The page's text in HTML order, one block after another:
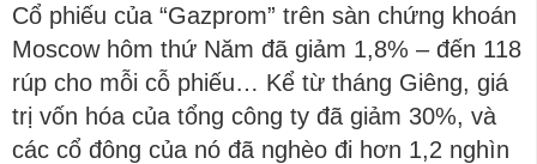
Cổ phiếu của “Gazprom” trên sàn chứng khoán
Moscow hôm thứ Năm đã giảm 1,8% – đến 118
rúp cho mỗi cỗ phiếu… Kể từ tháng Giêng, giá
trị vốn hóa của tổng công ty đã giảm 30%, và
các cổ đông của nó đã nghèo đi hơn 1,2 nghìn